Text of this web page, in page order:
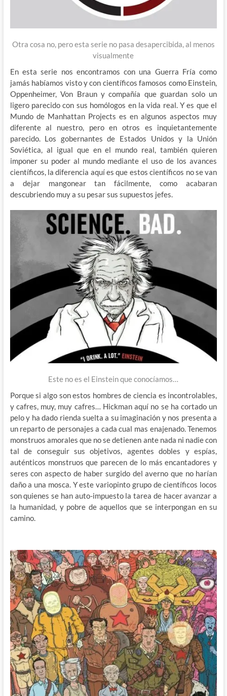
Otra cosa no, pero esta serie no pasa desapercibida, al menos
visualmente
En esta serie nos encontramos con una Guerra Fría como
jamás habíamos visto y con científicos famosos como Einstein,
Oppenheimer, Von Braun y compañía que guardan solo un
ligero parecido con sus homólogos en la vida real. Y es que el
Mundo de Manhattan Projects es en algunos aspectos muy
diferente al nuestro, pero en otros es inquietantemente
parecido. Los gobernantes de Estados Unidos y la Unión
Soviética, al igual que en el mundo real, también quieren
imponer su poder al mundo mediante el uso de los avances
científicos, la diferencia aquí es que estos científicos no se van
a dejar mangonear tan fácilmente, como acabaran
descubriendo muy a su pesar sus supuestos jefes.
Este no es el Einstein que conocíamos…
Porque si algo son estos hombres de ciencia es incontrolables,
y cafres, muy, muy cafres… Hickman aquí no se ha cortado un
pelo y ha dado rienda suelta a su imaginación y nos presenta a
un reparto de personajes a cada cual mas enajenado. Tenemos
monstruos amorales que no se detienen ante nada ni nadie con
tal de conseguir sus objetivos, agentes dobles y espías,
auténticos monstruos que parecen de lo más encantadores y
seres con aspecto de haber surgido del averno que no harían
daño a una mosca. Y este variopinto grupo de científicos locos
son quienes se han auto-impuesto la tarea de hacer avanzar a
la humanidad, y pobre de aquellos que se interpongan en su
camino.